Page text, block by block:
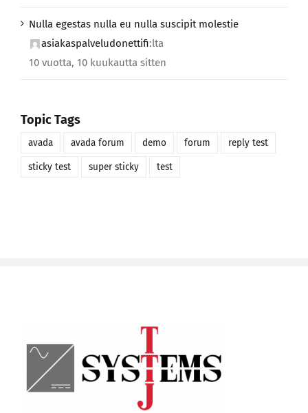
Nulla egestas nulla eu nulla suscipit molestie
asiakaspalveludonettifi:lta
10 vuotta, 10 kuukautta sitten
Topic Tags
avada avada forum demo forum reply test
sticky test super sticky test